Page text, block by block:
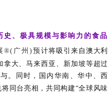
、极具规模与影响力的食品
®(广州) 预 计将吸引来自澳大利
大、马来西亚、新加坡等超过
。同时，国内华南、华中、西
同台亮相，共同构建“全球风味